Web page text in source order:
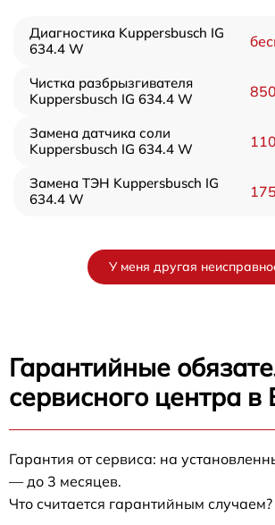
Диагностика Kuppersbusch IG
634.4 W
Чистка разбрызгивателя
Kuppersbusch IG 634.4 W
Замена датчика соли
Kuppersbusch IG 634.4 W
Замена ТЭН Kuppersbusch IG
634.4 W
У меня другая
Гарантийные
сервисного центра в
Гарантия от сервиса: на
— до 3 месяцев.
Что считается гарантийным случаем?